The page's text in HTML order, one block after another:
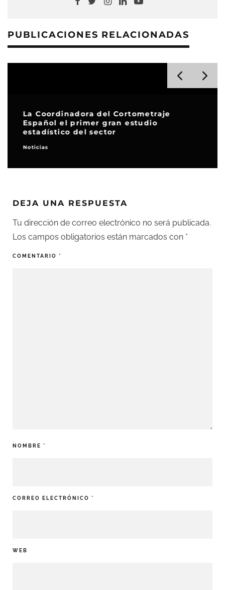
PUBLICACIONES RELACIONADAS
La Coordinadora del Cortometraje
Español el primer gran estudio
estadístico del sector
Noticias
DEJA UNA RESPUESTA
Tu dirección de correo electrónico no será publicada.
Los campos obligatorios están marcados con *
COMENTARIO *
NOMBRE *
CORREO ELECTRÓNICO *
WEB